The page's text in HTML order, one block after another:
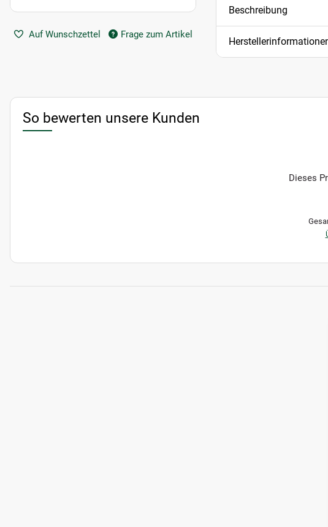
Auf Wunschzettel Frage zum Artikel
Beschreibung
So bewerten unsere Kunden
Dieses